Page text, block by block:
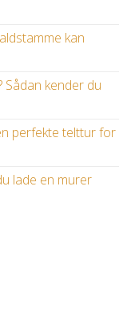
kan
kender du
perfekte telttur for
lade en murer